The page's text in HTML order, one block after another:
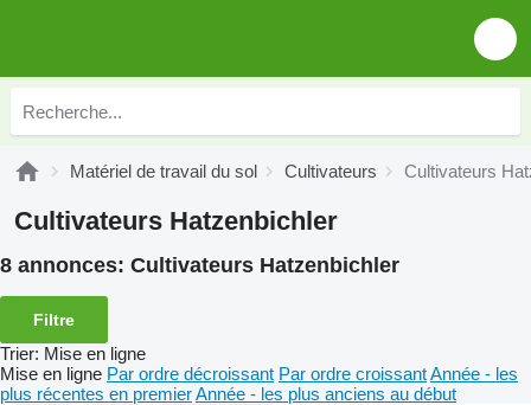
Matériel de travail du sol Cultivateurs Cultivateurs
Cultivateurs Hatzenbichler
8 annonces: Cultivateurs Hatzenbichler
Filtre
Trier: Mise en ligne
Mise en ligne Par ordre décroissant Par ordre croissantAnnée - les
plus récentes en premierAnnée - les plus anciens au début